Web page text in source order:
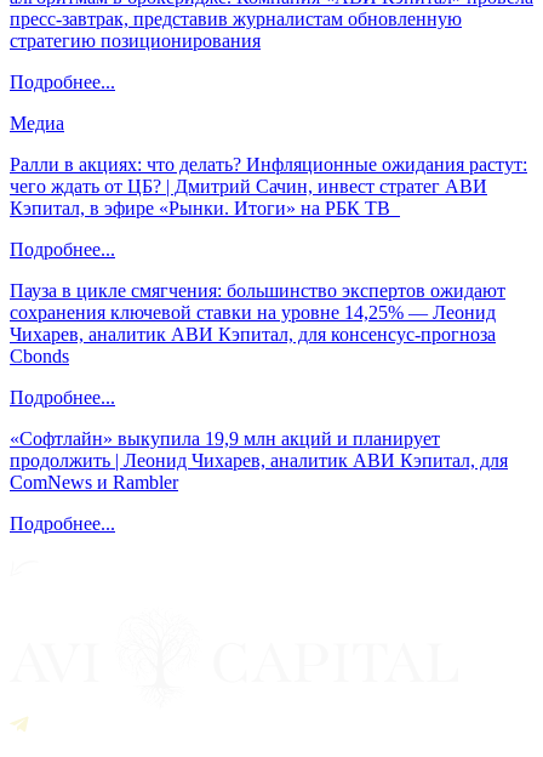
пресс-завтрак, представив журналистам обновленную
стратегию позиционирования
Подробнее...
Медиа
Ралли в акциях: что делать? Инфляционные ожидания растут:
чего ждать от ЦБ? | Дмитрий Сачин, инвест стратег АВИ
Кэпитал, в эфире «Рынки. Итоги» на РБК ТВ
Подробнее...
Пауза в цикле смягчения: большинство экспертов ожидают
сохранения ключевой ставки на уровне 14,25% — Леонид
Чихарев, аналитик АВИ Кэпитал, для консенсус-прогноза
Cbonds
Подробнее...
«Софтлайн» выкупила 19,9 млн акций и планирует
продолжить | Леонид Чихарев, аналитик АВИ Кэпитал, для
ComNews и Rambler
Подробнее...